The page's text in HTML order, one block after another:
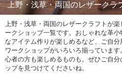
上野・浅草・両国のレザークラ
上野・浅草・両国のレザークラフトが
ークショップ一覧です。おしゃれな革
なアイテム作りが楽しめるなど、ご自
ワークショップがいろいろ揃っていま
心者の方も楽しめるものも。ぜひご自
ップを見つけてくださいね。